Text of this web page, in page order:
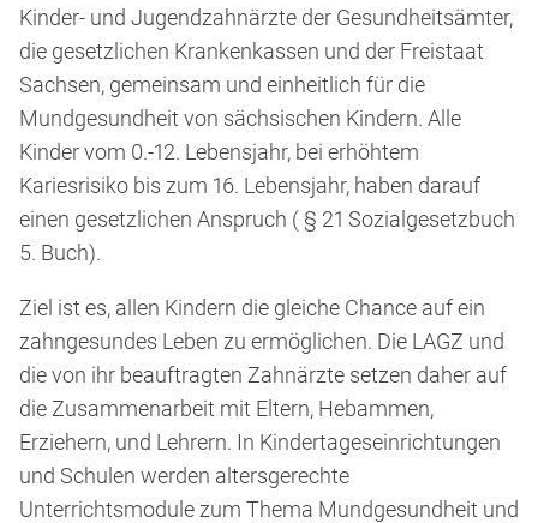
Kinder- und Jugendzahnärzte der Gesundheitsämter,
die gesetzlichen Krankenkassen und der Freistaat
Sachsen, gemeinsam und einheitlich für die
Mundgesundheit von sächsischen Kindern. Alle
Kinder vom 0.-12. Lebensjahr, bei erhöhtem
Kariesrisiko bis zum 16. Lebensjahr, haben darauf
einen gesetzlichen Anspruch ( § 21 Sozialgesetzbuch
5. Buch).
Ziel ist es, allen Kindern die gleiche Chance auf ein
zahngesundes Leben zu ermöglichen. Die LAGZ und
die von ihr beauftragten Zahnärzte setzen daher auf
die Zusammenarbeit mit Eltern, Hebammen,
Erziehern, und Lehrern. In Kindertageseinrichtungen
und Schulen werden altersgerechte
Unterrichtsmodule zum Thema Mundgesundheit und